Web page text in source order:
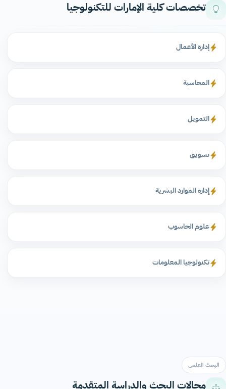
تخصصات كلية الإمارات للتكنولوجيا
إدارة الأعمال
المحاسبة
التمويل
تسويق
إدارة الموارد البشرية
علوم الحاسوب
تكنولوجيا المعلومات
البحث العلمي
مجالات البحث والدراسة المتقدمة